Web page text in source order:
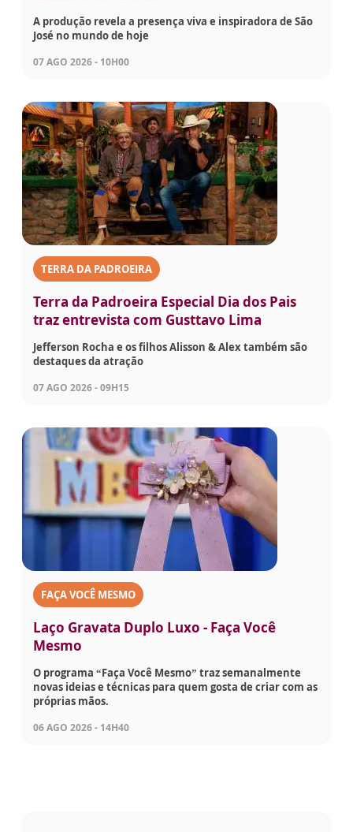
A produção revela a presença viva e inspiradora de São
José no mundo de hoje
07 AGO 2026 - 10H00
TERRA DA PADROEIRA
Terra da Padroeira Especial Dia dos Pais
traz entrevista com Gusttavo Lima
Jefferson Rocha e os filhos Alisson & Alex também são
destaques da atração
07 AGO 2026 - 09H15
FAÇA VOCÊ MESMO
Laço Gravata Duplo Luxo - Faça Você
Mesmo
O programa “Faça Você Mesmo” traz semanalmente
novas ideias e técnicas para quem gosta de criar com as
próprias mãos.
06 AGO 2026 - 14H40